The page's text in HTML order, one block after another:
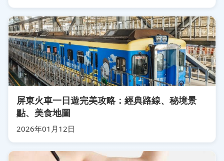
屏東火車一日遊完美攻略：經典路線、秘境景
點、美食地圖
2026年01月12日